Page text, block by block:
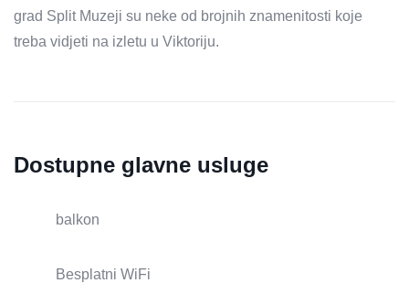
grad Split Muzeji su neke od brojnih znamenitosti koje
treba vidjeti na izletu u Viktoriju.
Dostupne glavne usluge
balkon
Besplatni WiFi